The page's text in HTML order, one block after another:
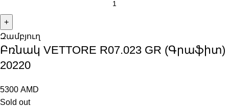
Զամբյուղ
Բռնակ VETTORE R07.023 GR (Գրաֆիտ)
20220
5300 AMD
Sold out